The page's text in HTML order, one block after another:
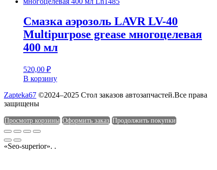
Смазка аэрозоль LAVR LV-40
Multipurpose grease многоцелевая
400 мл
520,00 ₽
В корзину
Zapteka67 ©2024–2025 Стол заказов автозапчастей.Все права
защищены
Просмотр корзины Оформить заказ Продолжить покупки
«Seo-superior». .